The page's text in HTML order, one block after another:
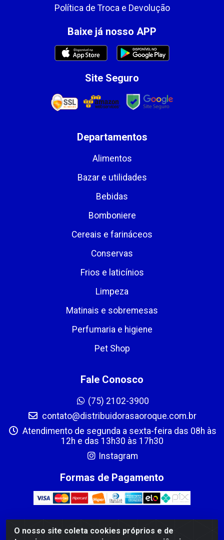
O nosso site coleta cookies próprios e de
Política de Troca e Devolução
Baixe já nosso APP
Site Seguro
Departamentos
Alimentos
Bazar e utilidades
Bebidas
Bomboniere
Cereais e farináceos
Conservas
Frios e laticínios
Limpeza
Matinais e sobremesas
Perfumaria e higiene
Pet Shop
Fale Conosco
(75) 2102-3900
contato@distribuidorasaoroque.com.br
Atendimento de segunda a sexta-feira das 08h às
12h e das 13h30 às 17h30
Instagram
Formas de Pagamento
DIST DE PROD ALIM SÃO ROQUE LTDA - AVENIDA PROBAHIA,